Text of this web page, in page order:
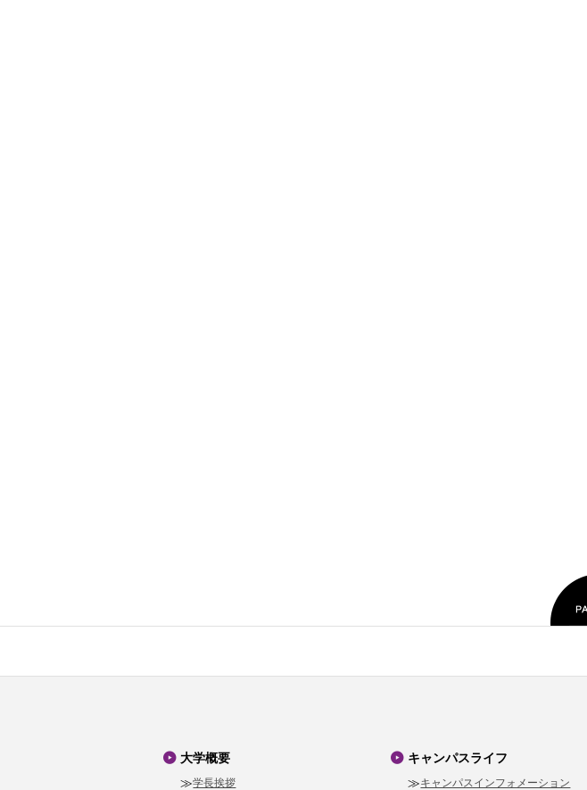
大学概要
学長挨拶
キャンパスライフ
キャンパスインフォメーション